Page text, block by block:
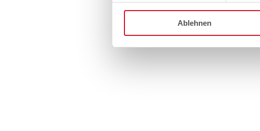
Ablehnen